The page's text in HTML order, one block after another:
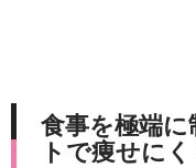
食事を極端
トで痩せに